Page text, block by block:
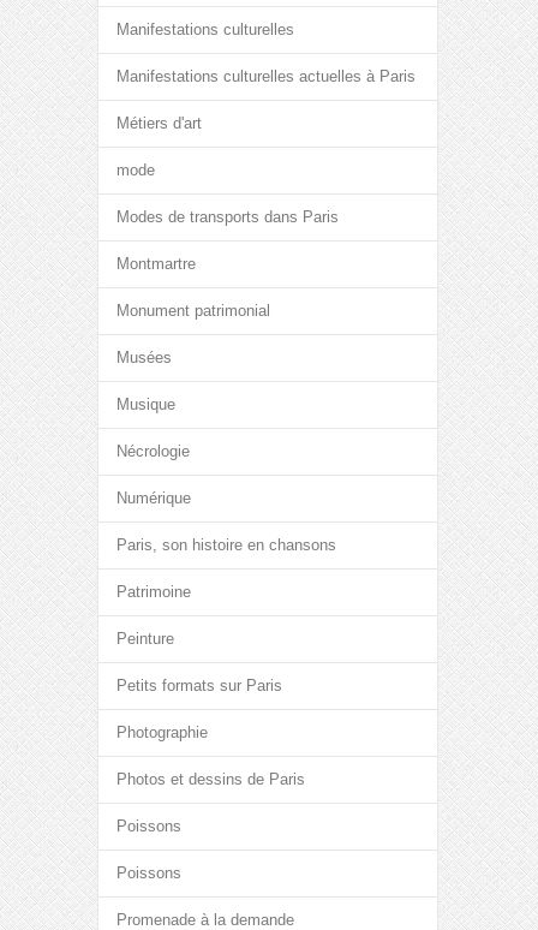
Manifestations culturelles
Manifestations culturelles actuelles à Paris
Métiers d'art
mode
Modes de transports dans Paris
Montmartre
Monument patrimonial
Musées
Musique
Nécrologie
Numérique
Paris, son histoire en chansons
Patrimoine
Peinture
Petits formats sur Paris
Photographie
Photos et dessins de Paris
Poissons
Poissons
Promenade à la demande